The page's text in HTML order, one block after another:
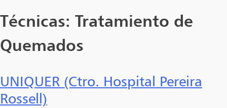
Técnicas: Tratamiento de
Quemados
UNIQUER (Ctro. Hospital Pereira
Rossell)